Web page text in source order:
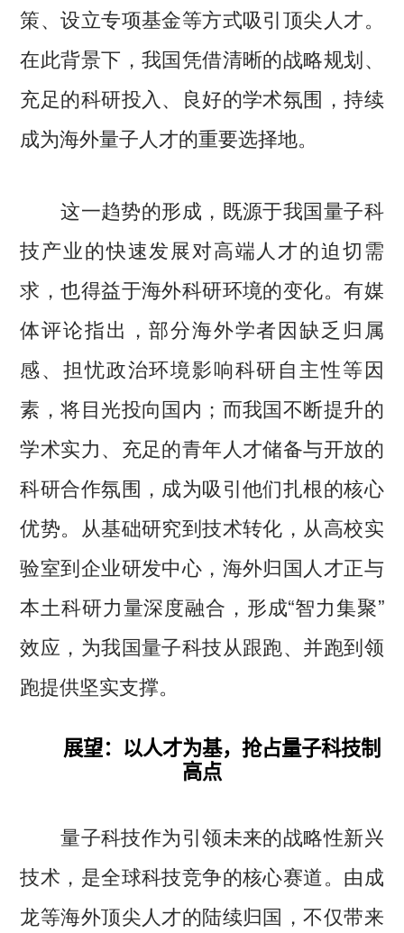
策、设立专项基金等方式吸引顶尖人才。
在此背景下，我国凭借清晰的战略规划、
充足的科研投入、良好的学术氛围，持续
成为海外量子人才的重要选择地。
这一趋势的形成，既源于我国量子科
技产业的快速发展对高端人才的迫切需
求，也得益于海外科研环境的变化。有媒
体评论指出，部分海外学者因缺乏归属
感、担忧政治环境影响科研自主性等因
素，将目光投向国内；而我国不断提升的
学术实力、充足的青年人才储备与开放的
科研合作氛围，成为吸引他们扎根的核心
优势。从基础研究到技术转化，从高校实
验室到企业研发中心，海外归国人才正与
本土科研力量深度融合，形成“智力集聚”
效应，为我国量子科技从跟跑、并跑到领
跑提供坚实支撑。
展望：以人才为基，抢占量子科技制
高点
量子科技作为引领未来的战略性新兴
技术，是全球科技竞争的核心赛道。由成
龙等海外顶尖人才的陆续归国，不仅带来